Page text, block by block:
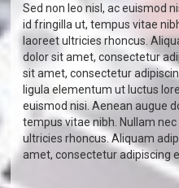
Sed non leo nisl, ac euismod
id fringilla ut, tempus vitae
laoreet ultricies rhoncus.
dolor sit amet, consectetur
sit amet, consectetur
ligula elementum ut luctus
euismod nisi. Aenean augue
tempus vitae nibh. Nullam
ultricies rhoncus. Aliquam
amet, consectetur adipiscing